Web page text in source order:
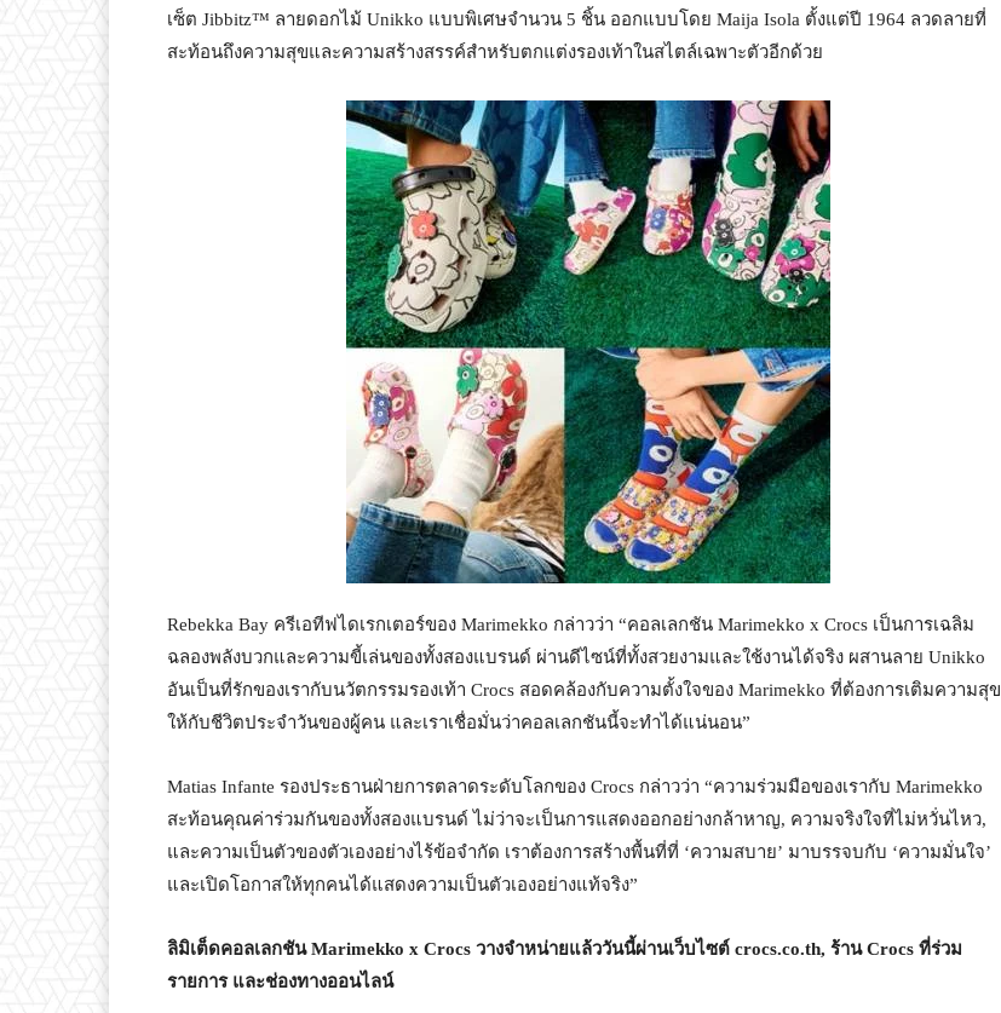
เซ็ต Jibbitz™ ลายดอกไม้ Unikko แบบพิเศษจำนวน 5 ชิ้น ออกแบบโดย Maija Isola ตั้งแต่ปี 1964 ลวดลายที่
สะท้อนถึงความสุขและความสร้างสรรค์สำหรับตกแต่งรองเท้าในสไตล์เฉพาะตัวอีกด้วย
Rebekka Bay ครีเอทีฟไดเรกเตอร์ของ Marimekko กล่าวว่า “คอลเลกชัน Marimekko x Crocs เป็นการเฉลิม
ฉลองพลังบวกและความขี้เล่นของทั้งสองแบรนด์ ผ่านดีไซน์ที่ทั้งสวยงามและใช้งานได้จริง ผสานลาย Unikko
อันเป็นที่รักของเรากับนวัตกรรมรองเท้า Crocs สอดคล้องกับความตั้งใจของ Marimekko ที่ต้องการเติมความสุข
ให้กับชีวิตประจำวันของผู้คน และเราเชื่อมั่นว่าคอลเลกชันนี้จะทำได้แน่นอน”
Matias Infante รองประธานฝ่ายการตลาดระดับโลกของ Crocs กล่าวว่า “ความร่วมมือของเรากับ Marimekko
สะท้อนคุณค่าร่วมกันของทั้งสองแบรนด์ ไม่ว่าจะเป็นการแสดงออกอย่างกล้าหาญ, ความจริงใจที่ไม่หวั่นไหว,
และความเป็นตัวของตัวเองอย่างไร้ข้อจำกัด เราต้องการสร้างพื้นที่ที่ ‘ความสบาย’ มาบรรจบกับ ‘ความมั่นใจ’
และเปิดโอกาสให้ทุกคนได้แสดงความเป็นตัวเองอย่างแท้จริง”
ลิมิเต็ดคอลเลกชันMarimekko x Crocs วางจำหน่ายแล้ววันนี้ผ่านเว็บไซต์ crocs.co.th, ร้านCrocs ที่ร่วม
รายการ และช่องทางออนไลน์